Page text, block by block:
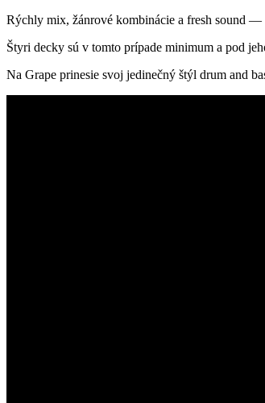
Rýchly mix, žánrové kombinácie a fresh sound —
Štyri decky sú v tomto prípade minimum a pod
Na Grape prinesie svoj jedinečný štýl drum and